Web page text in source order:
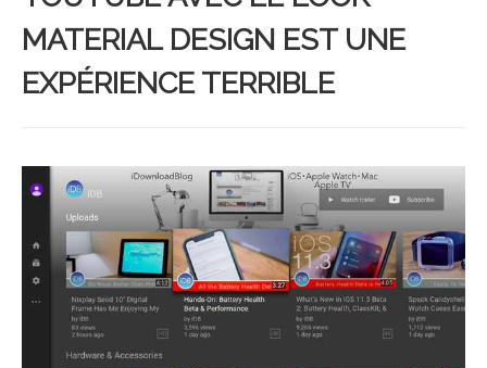
MATERIAL DESIGN EST UNE
EXPÉRIENCE TERRIBLE